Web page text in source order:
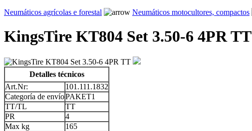
Neumáticos agrícolas e forestal
Neumáticos motocultores, compactos
KingsTire KT804 Set 3.50-6 4PR TT
Detalles técnicos
Art.Nr:
101.111.1832
Categoría de envíoPAKET1
TT/TL
TT
PR
4
Max kg
165